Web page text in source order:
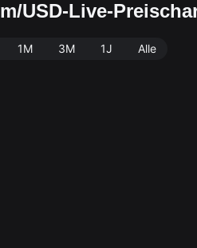
USD-Live-
1M 3M 1J Alle